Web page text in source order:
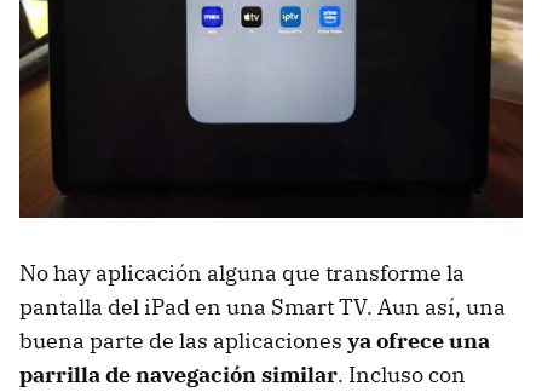
No hay aplicación alguna que transforme la
pantalla del iPad en una Smart TV. Aun así, una
buena parte de las aplicaciones ya ofrece una
parrilla de navegación similar. Incluso con